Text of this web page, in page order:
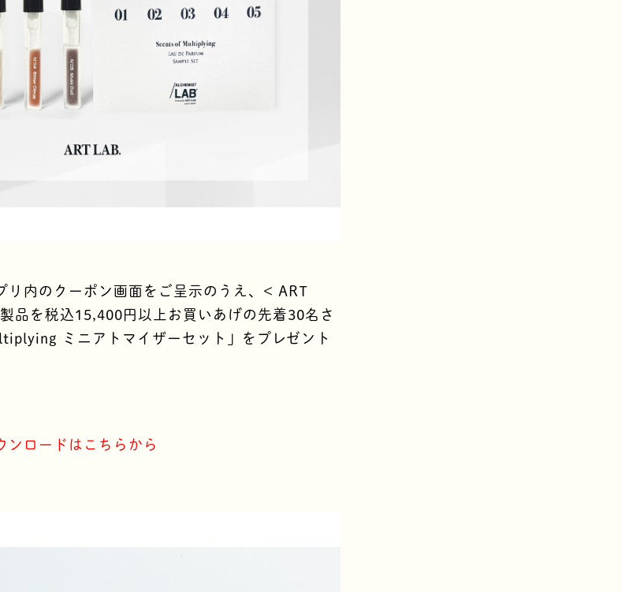
リ内のクーポン画面をご呈示のうえ、< ART
品を税込15,400円以上お買いあげの先着30名さ
ミニアトマイザーセット」をプレゼント
ンロードはこちらから